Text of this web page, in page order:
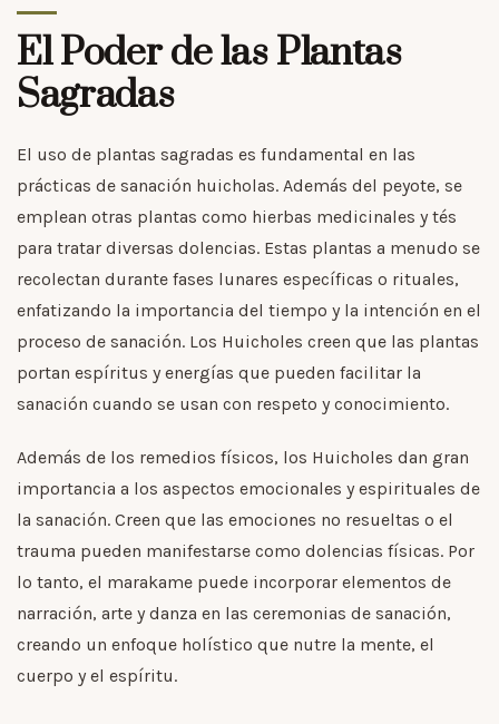
El Poder de las Plantas
Sagradas
El uso de plantas sagradas es fundamental en las
prácticas de sanación huicholas. Además del peyote, se
emplean otras plantas como hierbas medicinales y tés
para tratar diversas dolencias. Estas plantas a menudo se
recolectan durante fases lunares específicas o rituales,
enfatizando la importancia del tiempo y la intención en el
proceso de sanación. Los Huicholes creen que las plantas
portan espíritus y energías que pueden facilitar la
sanación cuando se usan con respeto y conocimiento.
Además de los remedios físicos, los Huicholes dan gran
importancia a los aspectos emocionales y espirituales de
la sanación. Creen que las emociones no resueltas o el
trauma pueden manifestarse como dolencias físicas. Por
lo tanto, el marakame puede incorporar elementos de
narración, arte y danza en las ceremonias de sanación,
creando un enfoque holístico que nutre la mente, el
cuerpo y el espíritu.